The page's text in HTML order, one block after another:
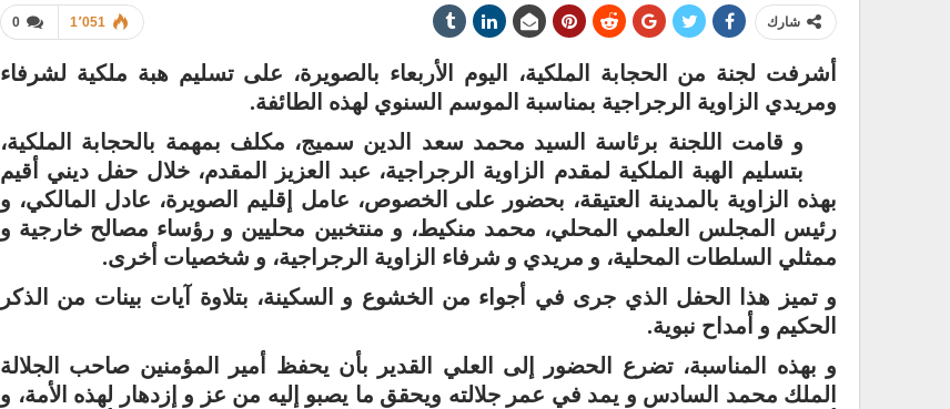
0 1٬051 شارك
أشرفت لجنة من الحجابة الملكية، اليوم الأربعاء بالصويرة، على تسليم هبة ملكية لشرفاء
ومريدي الزاوية الرجراجية بمناسبة الموسم السنوي لهذه الطائفة.
و قامت اللجنة برئاسة السيد محمد سعد الدين سميج، مكلف بمهمة بالحجابة الملكية،
بتسليم الهبة الملكية لمقدم الزاوية الرجراجية، عبد العزيز المقدم، خلال حفل ديني أقيم
بهذه الزاوية بالمدينة العتيقة، بحضور على الخصوص، عامل إقليم الصويرة، عادل المالكي، و
رئيس المجلس العلمي المحلي، محمد منكيط، و منتخبين محليين و رؤساء مصالح خارجية و
ممثلي السلطات المحلية، و مريدي و شرفاء الزاوية الرجراجية، و شخصيات أخرى.
و تميز هذا الحفل الذي جرى في أجواء من الخشوع و السكينة، بتلاوة آيات بينات من الذكر
الحكيم و أمداح نبوية.
و بهذه المناسبة، تضرع الحضور إلى العلي القدير بأن يحفظ أمير المؤمنين صاحب الجلالة
الملك محمد السادس و يمد في عمر جلالته ويحقق ما يصبو إليه من عز و إزدهار لهذه الأمة، و